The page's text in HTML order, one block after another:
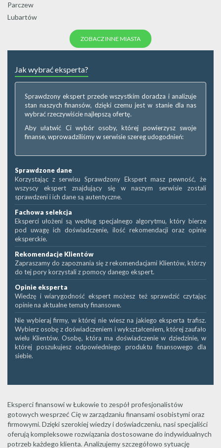
Parczew
Lubartów
ZOBACZ INNE MIASTA
Jak wybrać eksperta?
Sprawdzony ekspert przede wszystkim doradza i analizuje
stan naszych finansów, dzięki czemu jest w stanie dla nas
wybrać rzeczywiście najlepszą ofertę.
Aby ułatwić Ci wybór osoby, której powierzysz swoje
finanse, wprowadziliśmy w serwisie szereg udogodnień:
Sprawdzone dane
Korzystając z serwisu Sprawdzony Ekspert masz pewność, że
wszyscy ekspert znajdujący się w naszym serwisie zostali
sprawdzeni i ich dane są autentyczne.
Fachowa selekcja
Eksperci ułożeni są według specjalnego algorytmu, który bierze
pod uwagę ich doświadczenie, ilość rekomendacji oraz opinie
eksperckie.
Rekomendacje Klientów
Zapraszamy do zapoznania się z rekomendacjami Klientów, którzy
do tej pory korzystali z pomocy danego ekspert.
Opinie eksperta
Wiedzę i wiarygodność ekspert możesz też sprawdzić czytając
opinie na aktualne tematy finansowe.
Nie wybieraj firmy, w której nie wiesz na jakiego eksperta trafisz.
Wybierz osobę z doświadczeniem i wykształceniem, której zaufało
wielu Klientów. Osobę, która ma doświadczenie w dziedzinie, w
której poszukujesz odpowiedniego produktu finansowego dla
siebie.
Eksperci finansowi w Łukowie to zespół profesjonalistów
gotowych wesprzeć Cię w zarządzaniu finansami osobistymi oraz
firmowymi. Dzięki szerokiej wiedzy i doświadczeniu, nasi specjaliści
oferują kompleksowe rozwiązania dostosowane do indywidualnych
potrzeb każdego klienta. Analizujemy szczegółowo sytuację